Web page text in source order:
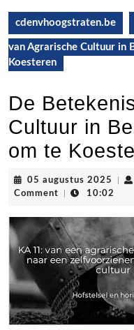
cdenvhoogstraten.be
van Agrarische Cultuur in
Koesteren
De
Cultuur in
om te
05 augustus 2025 05
Comment
10:02